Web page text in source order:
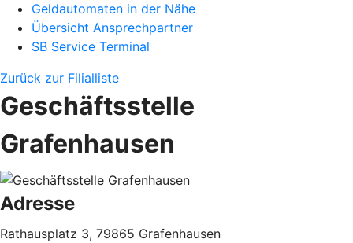
Geldautomaten in der Nähe
Übersicht Ansprechpartner
SB Service Terminal
Zurück zur Filialliste
Geschäftsstelle
Grafenhausen
Adresse
Rathausplatz 3, 79865 Grafenhausen